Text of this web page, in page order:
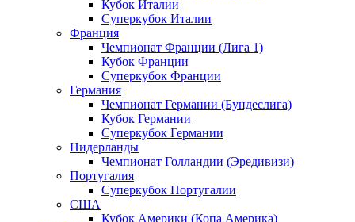
Кубок Италии
Суперкубок Италии
Франция
Чемпионат Франции (Лига 1)
Кубок Франции
Суперкубок Франции
Германия
Чемпионат Германии (Бундеслига)
Кубок Германии
Суперкубок Германии
Нидерланды
Чемпионат Голландии (Эредивизи)
Португалия
Суперкубок Португалии
США
Кубок Америки (Копа Америка)